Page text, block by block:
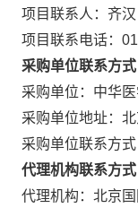
项目联系人：齐汉
项目联系电话：
采购单位联系方式
采购单位：中华
采购单位地址：
采购单位联系方
代理机构联系方式
代理机构：北京